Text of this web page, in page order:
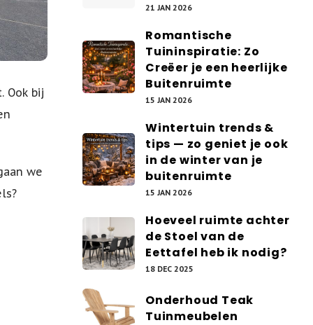
Ook bij
we
21 JAN 2026
Romantische
Tuininspiratie: Zo
Creëer je een heerlijke
Buitenruimte
15 JAN 2026
Wintertuin trends &
tips — zo geniet je ook
in de winter van je
buitenruimte
15 JAN 2026
Hoeveel ruimte achter
de Stoel van de
Eettafel heb ik nodig?
18 DEC 2025
Onderhoud Teak
Tuinmeubelen